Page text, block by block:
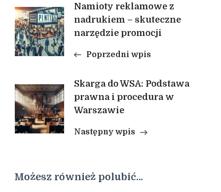
Nawigacja
wpisu
Namioty reklamowe z
nadrukiem – skuteczne
narzędzie promocji
Poprzedni wpis
Skarga do WSA: Podstawa
prawna i procedura w
Warszawie
Następny wpis
Możesz również polubić…